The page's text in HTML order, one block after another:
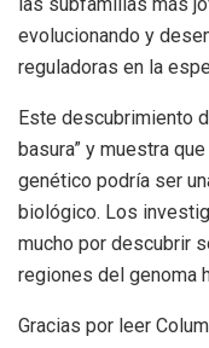
las subfamilias más
evolucionando y
reguladoras en la
Este descubrimiento
basura” y muestra
genético podría ser
biológico. Los
mucho por descubrir
regiones del genoma
Gracias por leer